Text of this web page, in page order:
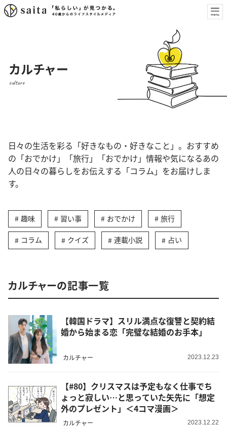
カルチャー
culture
日々の生活を彩る「好きなもの・好きなこと」。おすすめ
の「おでかけ」「旅行」「おでかけ」情報や気になるあの
人の日々の暮らしをお伝えする「コラム」をお届けしま
す。
趣味 習い事 おでかけ 旅行
コラム クイズ 連載小説 占い
カルチャーの記事一覧
【韓国ドラマ】スリル満点な復讐と契約結
婚から始まる恋「完璧な結婚のお手本」
カルチャー 2023.12.23
【#80】クリスマスは予定もなく仕事でち
ょっと寂しい…と思っていた矢先に「想定
外のプレゼント」＜4コマ漫画＞
カルチャー 2023.12.22